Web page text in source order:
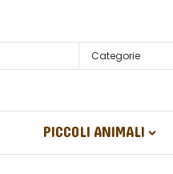
Categorie
PICCOLI ANIMALI